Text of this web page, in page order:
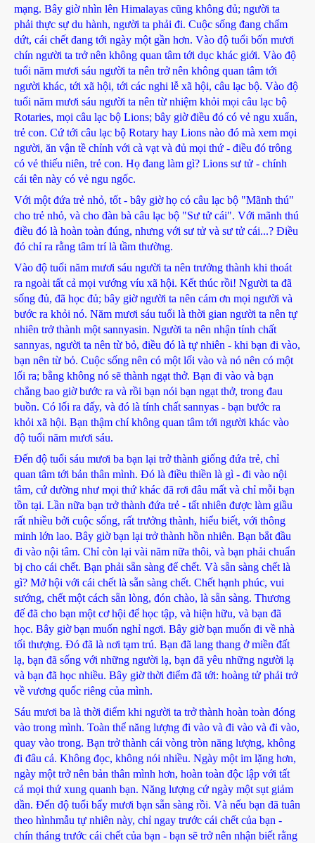
mạng. Bây giờ nhìn lên Himalayas cũng không đủ; người ta
phải thực sự du hành, người ta phải đi. Cuộc sống đang chấm
dứt, cái chết đang tới ngày một gần hơn. Vào độ tuổi bốn mươi
chín người ta trở nên không quan tâm tới dục khác giới. Vào độ
tuổi năm mươi sáu người ta nên trở nên không quan tâm tới
người khác, tới xã hội, tới các nghi lễ xã hội, câu lạc bộ. Vào độ
tuổi năm mươi sáu người ta nên từ nhiệm khỏi mọi câu lạc bộ
Rotaries, mọi câu lạc bộ Lions; bây giờ điều đó có vẻ ngu xuẩn,
trẻ con. Cứ tới câu lạc bộ Rotary hay Lions nào đó mà xem mọi
người, ăn vận tề chỉnh với cà vạt và đủ mọi thứ - điều đó trông
có vẻ thiếu niên, trẻ con. Họ đang làm gì? Lions sư tử - chính
cái tên này có vẻ ngu ngốc.
Với một đứa trẻ nhỏ, tốt - bây giờ họ có câu lạc bộ "Mãnh thú"
cho trẻ nhỏ, và cho đàn bà câu lạc bộ "Sư tử cái". Với mãnh thú
điều đó là hoàn toàn đúng, nhưng với sư tử và sư tử cái...? Điều
đó chỉ ra rằng tâm trí là tầm thường.
Vào độ tuổi năm mươi sáu người ta nên trưởng thành khi thoát
ra ngoài tất cả mọi vướng víu xã hội. Kết thúc rồi! Người ta đã
sống đủ, đã học đủ; bây giờ người ta nên cám ơn mọi người và
bước ra khỏi nó. Năm mươi sáu tuổi là thời gian người ta nên tự
nhiên trở thành một sannyasin. Người ta nên nhận tính chất
sannyas, người ta nên từ bỏ, điều đó là tự nhiên - khi bạn đi vào,
bạn nên từ bỏ. Cuộc sống nên có một lối vào và nó nên có một
lối ra; bằng không nó sẽ thành ngạt thở. Bạn đi vào và bạn
chẳng bao giờ bước ra và rồi bạn nói bạn ngạt thở, trong đau
buồn. Có lối ra đấy, và đó là tính chất sannyas - bạn bước ra
khỏi xã hội. Bạn thậm chí không quan tâm tới người khác vào
độ tuổi năm mươi sáu.
Đến độ tuổi sáu mươi ba bạn lại trở thành giống đứa trẻ, chỉ
quan tâm tới bản thân mình. Đó là điều thiền là gì - đi vào nội
tâm, cứ dường như mọi thứ khác đã rơi đâu mất và chỉ mỗi bạn
tồn tại. Lần nữa bạn trở thành đứa trẻ - tất nhiên được làm giầu
rất nhiều bởi cuộc sống, rất trưởng thành, hiểu biết, với thông
minh lớn lao. Bây giờ bạn lại trở thành hồn nhiên. Bạn bắt đầu
đi vào nội tâm. Chỉ còn lại vài năm nữa thôi, và bạn phải chuẩn
bị cho cái chết. Bạn phải sẵn sàng để chết. Và sẵn sàng chết là
gì? Mở hội với cái chết là sẵn sàng chết. Chết hạnh phúc, vui
sướng, chết một cách sẵn lòng, đón chào, là sẵn sàng. Thương
đế đã cho bạn một cơ hội để học tập, và hiện hữu, và bạn đã
học. Bây giờ bạn muốn nghỉ ngơi. Bây giờ bạn muốn đi về nhà
tối thượng. Đó đã là nơi tạm trú. Bạn đã lang thang ở miền đất
lạ, bạn đã sống với những người lạ, bạn đã yêu những người lạ
và bạn đã học nhiều. Bây giờ thời điểm đã tới: hoàng tử phải trở
về vương quốc riêng của mình.
Sáu mươi ba là thời điểm khi người ta trở thành hoàn toàn đóng
vào trong mình. Toàn thể năng lượng đi vào và đi vào và đi vào,
quay vào trong. Bạn trở thành cái vòng tròn năng lượng, không
đi đâu cả. Không đọc, không nói nhiều. Ngày một im lặng hơn,
ngày một trở nên bản thân mình hơn, hoàn toàn độc lập với tất
cả mọi thứ xung quanh bạn. Năng lượng cứ ngày một sụt giảm
dần. Đến độ tuổi bẩy mươi bạn sẵn sàng rồi. Và nếu bạn đã tuân
theo hìnhmẫu tự nhiên này, chỉ ngay trước cái chết của bạn -
chín tháng trước cái chết của bạn - bạn sẽ trở nên nhận biết rằng